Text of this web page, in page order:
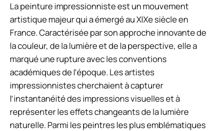
La peinture impressionniste est un mouvement
artistique majeur qui a émergé au XIXe siècle en
France. Caractérisée par son approche innovante de
la couleur, de la lumière et de la perspective, elle a
marqué une rupture avec les conventions
académiques de l’époque. Les artistes
impressionnistes cherchaient à capturer
l’instantanéité des impressions visuelles et à
représenter les effets changeants de la lumière
naturelle. Parmi les peintres les plus emblématiques